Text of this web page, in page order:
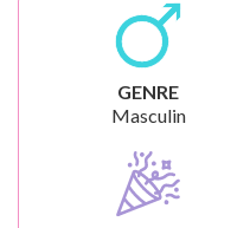
GENRE
Masculin